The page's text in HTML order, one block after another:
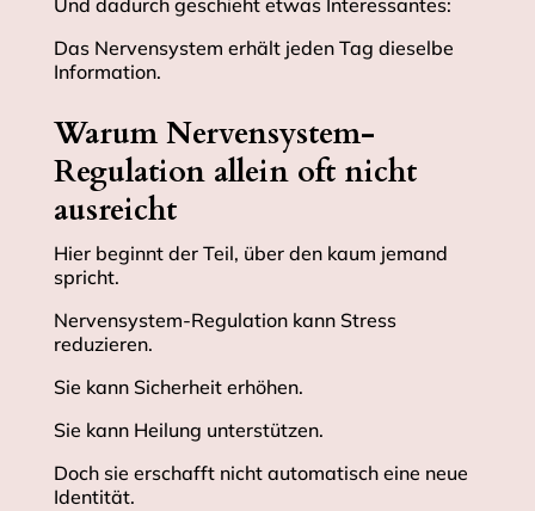
Und dadurch geschieht etwas Interessantes:
Das Nervensystem erhält jeden Tag dieselbe
Information.
Warum Nervensystem-
Regulation allein oft nicht
ausreicht
Hier beginnt der Teil, über den kaum jemand
spricht.
Nervensystem-Regulation kann Stress
reduzieren.
Sie kann Sicherheit erhöhen.
Sie kann Heilung unterstützen.
Doch sie erschafft nicht automatisch eine neue
Identität.